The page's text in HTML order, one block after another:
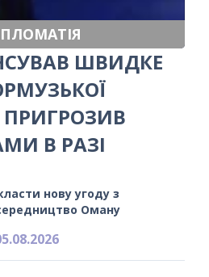
ШВИДКЕ
В РАЗІ
нову угоду з
Оману